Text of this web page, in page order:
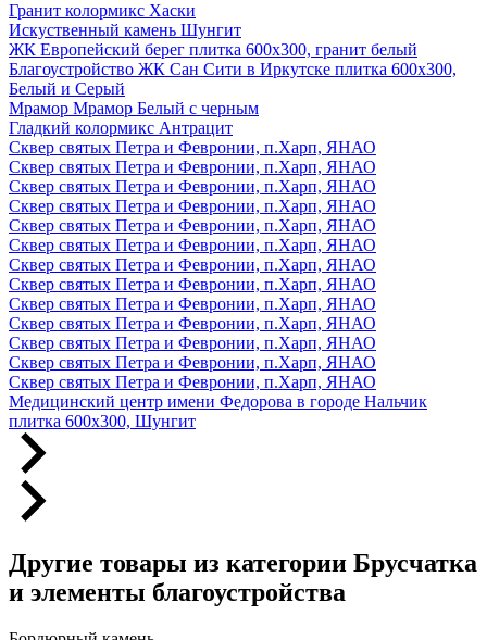
Гранит колормикс Хаски
Искуственный камень Шунгит
ЖК Европейский берег плитка 600х300, гранит белый
Благоустройство ЖК Сан Сити в Иркутске плитка 600х300,
Белый и Серый
Мрамор Мрамор Белый с черным
Гладкий колормикс Антрацит
Сквер святых Петра и Февронии, п.Харп, ЯНАО
Сквер святых Петра и Февронии, п.Харп, ЯНАО
Сквер святых Петра и Февронии, п.Харп, ЯНАО
Сквер святых Петра и Февронии, п.Харп, ЯНАО
Сквер святых Петра и Февронии, п.Харп, ЯНАО
Сквер святых Петра и Февронии, п.Харп, ЯНАО
Сквер святых Петра и Февронии, п.Харп, ЯНАО
Сквер святых Петра и Февронии, п.Харп, ЯНАО
Сквер святых Петра и Февронии, п.Харп, ЯНАО
Сквер святых Петра и Февронии, п.Харп, ЯНАО
Сквер святых Петра и Февронии, п.Харп, ЯНАО
Сквер святых Петра и Февронии, п.Харп, ЯНАО
Сквер святых Петра и Февронии, п.Харп, ЯНАО
Медицинский центр имени Федорова в городе Нальчик
плитка 600х300, Шунгит
Другие товары из категории Брусчатка
и элементы благоустройства